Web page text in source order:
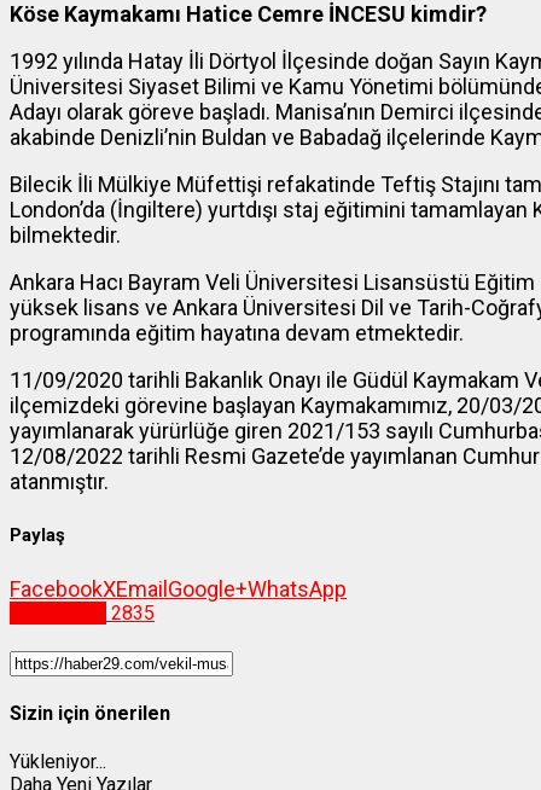
Köse Kaymakamı Hatice Cemre İNCESU kimdir?
1992 yılında Hatay İli Dörtyol İlçesinde doğan Sayın
Üniversitesi Siyaset Bilimi ve Kamu Yönetimi
Adayı olarak göreve başladı. Manisa’nın Demirci
akabinde Denizli’nin Buldan ve Babadağ ilçelerinde
Bilecik İli Mülkiye Müfettişi refakatinde Teftiş Stajını
London’da (İngiltere) yurtdışı staj eğitimini
bilmektedir.
Ankara Hacı Bayram Veli Üniversitesi Lisansüstü Eğitim
yüksek lisans ve Ankara Üniversitesi Dil ve Tarih-
programında eğitim hayatına devam etmektedir.
11/09/2020 tarihli Bakanlık Onayı ile Güdül
ilçemizdeki görevine başlayan Kaymakamımız, 20/03/
yayımlanarak yürürlüğe giren 2021/153 sayılı
12/08/2022 tarihli Resmi Gazete’de yayımlanan
atanmıştır.
Paylaş
FacebookXEmail Google+WhatsApp
2835
Sizin için önerilen
Yükleniyor...
Daha Yeni Yazılar